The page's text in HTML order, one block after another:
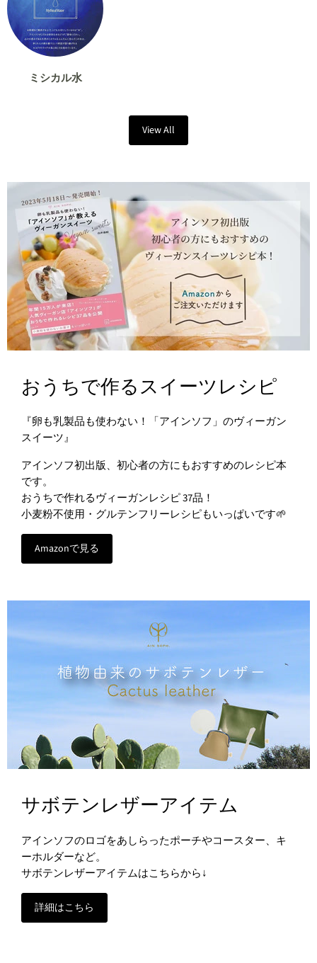
ミシカル水
View All
おうちで作るスイーツレシピ
『卵も乳製品も使わない！「アインソフ」のヴィーガン
スイーツ』
アインソフ初出版、初心者の方にもおすすめのレシピ本
です。
おうちで作れるヴィーガンレシピ 37品！
小麦粉不使用・グルテンフリーレシピもいっぱいです🌱
Amazonで見る
サボテンレザーアイテム
アインソフのロゴをあしらったポーチやコースター、キ
ーホルダーなど。
サボテンレザーアイテムはこちらから↓
詳細はこちら